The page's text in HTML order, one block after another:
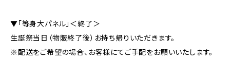
▼「等身大パネル」＜終了＞
生誕祭当日（物販終了後）お持ち帰りいただきます。
※配送をご希望の場合、お客様にてご手配をお願いいたします。